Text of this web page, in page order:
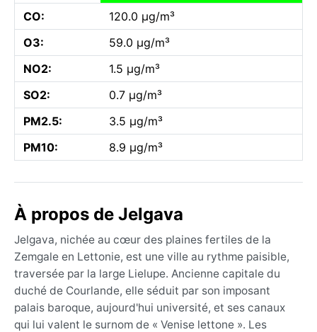
CO:
120.0 µg/m³
O3:
59.0 µg/m³
NO2:
1.5 µg/m³
SO2:
0.7 µg/m³
PM2.5:
3.5 µg/m³
PM10:
8.9 µg/m³
À propos de Jelgava
Jelgava, nichée au cœur des plaines fertiles de la
Zemgale en Lettonie, est une ville au rythme paisible,
traversée par la large Lielupe. Ancienne capitale du
duché de Courlande, elle séduit par son imposant
palais baroque, aujourd'hui université, et ses canaux
qui lui valent le surnom de « Venise lettone ». Les